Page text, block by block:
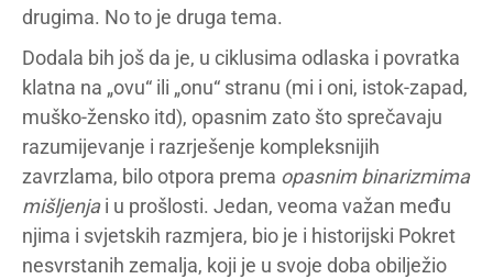
drugima. No to je druga tema.
Dodala bih još da je, u ciklusima odlaska i povratka
klatna na „ovu“ ili „onu“ stranu (mi i oni, istok-zapad,
muško-žensko itd), opasnim zato što sprečavaju
razumijevanje i razrješenje kompleksnijih
zavrzlama, bilo otpora prema opasnim binarizmima
mišljenjai u prošlosti. Jedan, veoma važan među
njima i svjetskih razmjera, bio je i historijski Pokret
nesvrstanih zemalja, koji je u svoje doba obilježio